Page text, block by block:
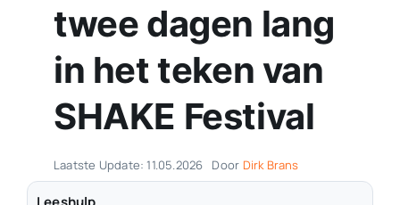
twee dagen lang
in het teken van
SHAKE Festival
Laatste Update: 11.05.2026 Door Dirk Brans